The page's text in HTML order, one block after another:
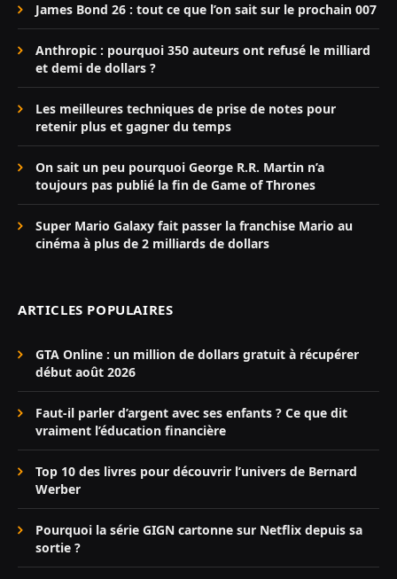
James Bond 26 : tout ce que l’on sait sur le prochain 007
Anthropic : pourquoi 350 auteurs ont refusé le milliard
et demi de dollars ?
Les meilleures techniques de prise de notes pour
retenir plus et gagner du temps
On sait un peu pourquoi George R.R. Martin n’a
toujours pas publié la fin de Game of Thrones
Super Mario Galaxy fait passer la franchise Mario au
cinéma à plus de 2 milliards de dollars
ARTICLES POPULAIRES
GTA Online : un million de dollars gratuit à récupérer
début août 2026
Faut-il parler d’argent avec ses enfants ? Ce que dit
vraiment l’éducation financière
Top 10 des livres pour découvrir l’univers de Bernard
Werber
Pourquoi la série GIGN cartonne sur Netflix depuis sa
sortie ?